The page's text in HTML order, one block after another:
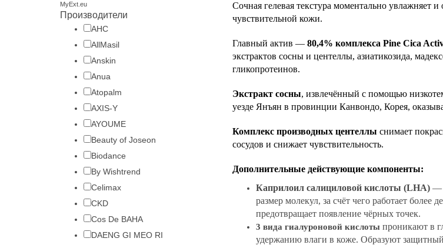
Сочная гелевая текстура моментально увлажняет
чувствительной кожи.
Главный актив — 80,4% комплекса Pine Cica
экстрактов сосны и центеллы, азиатикозида,
гликопротеинов.
Экстракт сосны, извлечённый с помощью
уезде Янъян в провинции Канвондо, Корея,
Комплекс производных центеллы снимает
сосудов и снижает чувствительность.
Дополнительные действующие компоненты:
Каприлоил салициловой кислоты (LHA)—
размер молекул, за счёт чего работает более
предотвращает появление чёрных точек.
3 вида гиалуроновой кислоты проникают в
удержанию влаги в коже. Образуют защитный
MyExt.eu
Производители
AHC
AllMasil
Anskin
Anua
Atopalm
AXIS-Y
AYOUME
Beauty of Joseon
Biodance
By Wishtrend
Celimax
CKD
Cos De BAHA
DAENG GI MEO RI